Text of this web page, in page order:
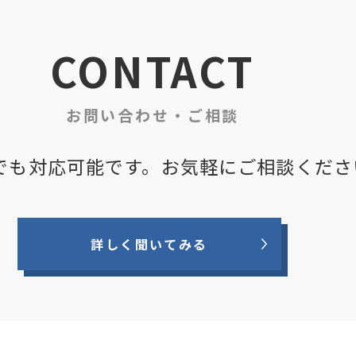
CONTACT
お問い合わせ・ご相談
対応可能です。 お気軽にご相談くだ
詳しく聞いてみる